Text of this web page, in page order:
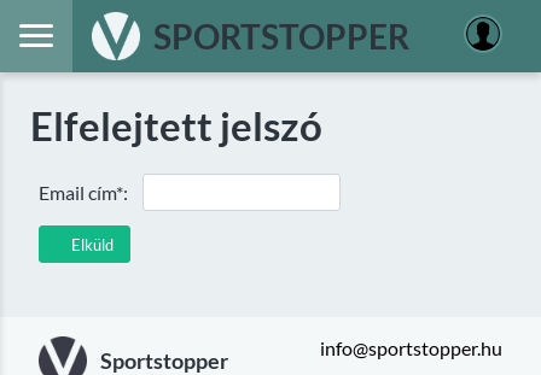
SPORTSTOPPER
Elfelejtett jelszó
Elküld
Email cím*:
Sportstopper info@sportstopper.hu